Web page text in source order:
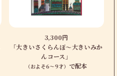
3,300円
「大きいさくらんぼ〜大きいみか
んコース」
（およそ6〜9才） で配本